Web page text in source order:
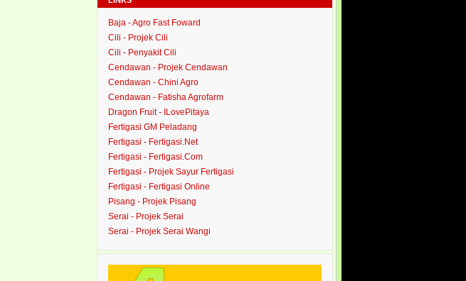
Baja - Agro Fast Foward
Cili - Projek Cili
Cili - Penyakit Cili
Cendawan - Projek Cendawan
Cendawan - Chini Agro
Cendawan - Fatisha Agrofarm
Dragon Fruit - ILovePitaya
Fertigasi GM Peladang
Fertigasi - Fertigasi.Net
Fertigasi - Fertigasi.Com
Fertigasi - Projek Sayur Fertigasi
Fertigasi - Fertigasi Online
Pisang - Projek Pisang
Serai - Projek Serai
Serai - Projek Serai Wangi